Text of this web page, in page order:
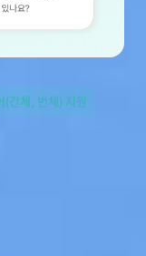
간체, 번체) 지원